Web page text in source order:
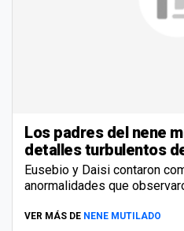
Los padres del nene
detalles turbulentos
Eusebio y Daisi contaron
anormalidades que
VER MÁS DE NENE MUTILADO